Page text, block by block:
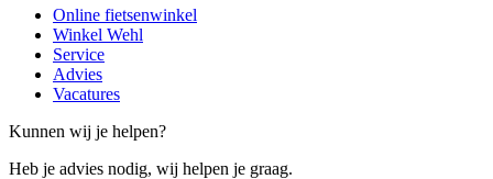
Online fietsenwinkel
Winkel Wehl
Service
Advies
Vacatures
Kunnen wij je helpen?
Heb je advies nodig, wij helpen je graag.